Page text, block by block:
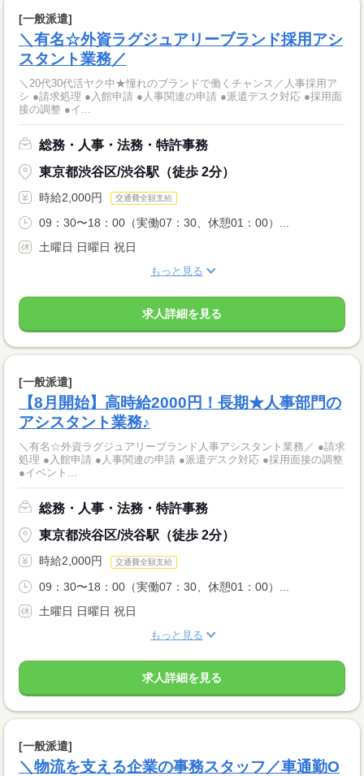
[一般派遣]
＼有名☆外資ラグジュアリーブランド採用アシ
スタント業務／
＼20代30代活ヤク中★憧れのブランドで働くチャンス／人事採用ア
シ ●請求処理 ●入館申請 ●人事関連の申請 ●派遣デスク対応 ●採用面
接の調整 ●イ...
総務・人事・法務・特許事務
東京都渋谷区/渋谷駅（徒歩 2分）
時給2,000円 交通費全額支給
09：30〜18：00（実働07：30、休憩01：00）...
土曜日 日曜日 祝日
もっと見る
求人詳細を見る
[一般派遣]
【8月開始】高時給2000円！長期★人事部門の
アシスタント業務♪
＼有名☆外資ラグジュアリーブランド人事アシスタント業務／ ●請求
処理 ●入館申請 ●人事関連の申請 ●派遣デスク対応 ●採用面接の調整
●イベント...
総務・人事・法務・特許事務
東京都渋谷区/渋谷駅（徒歩 2分）
時給2,000円 交通費全額支給
09：30〜18：00（実働07：30、休憩01：00）...
土曜日 日曜日 祝日
もっと見る
求人詳細を見る
[一般派遣]
＼物流を支える企業の事務スタッフ／車通勤O